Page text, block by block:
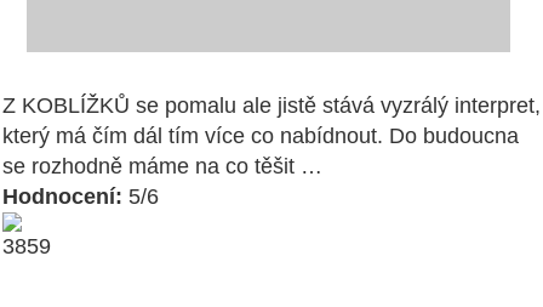
Z KOBLÍŽKŮ se pomalu ale jistě stává vyzrálý interpret,
který má čím dál tím více co nabídnout. Do budoucna
se rozhodně máme na co těšit …
Hodnocení: 5/6